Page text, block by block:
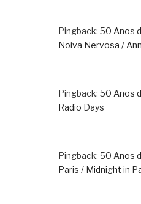
Pingback: 50 Anos
Noiva Nervosa /
Pingback: 50 Anos
Radio Days
Pingback: 50 Anos
Paris / Midnight in